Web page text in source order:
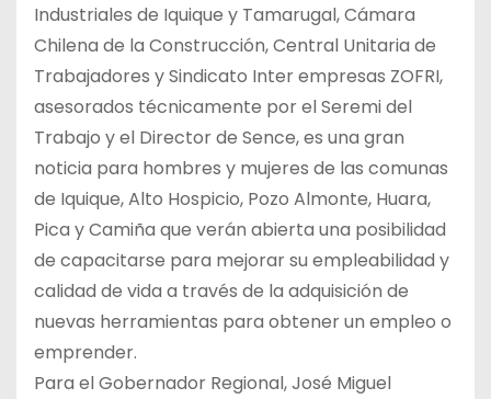
Industriales de Iquique y Tamarugal, Cámara
Chilena de la Construcción, Central Unitaria de
Trabajadores y Sindicato Inter empresas ZOFRI,
asesorados técnicamente por el Seremi del
Trabajo y el Director de Sence, es una gran
noticia para hombres y mujeres de las comunas
de Iquique, Alto Hospicio, Pozo Almonte, Huara,
Pica y Camiña que verán abierta una posibilidad
de capacitarse para mejorar su empleabilidad y
calidad de vida a través de la adquisición de
nuevas herramientas para obtener un empleo o
emprender.
Para el Gobernador Regional, José Miguel